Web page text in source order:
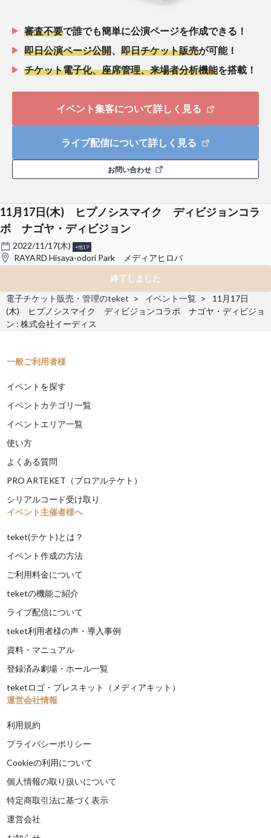
審査不要で誰でも簡単に公演ページを作成できる！
即日公演ページ公開
即日チケット販売が可能！
チケット電子化、座席管理、来場者分析機能を搭載！
イベント集客について詳しく見る
ライブ配信について詳しく見る
お問い合わせ
11月17日(木) ヒプノシスマイク ディビジョンコラ
ボ ナゴヤ・ディビジョン
2022/11/17(木) +他19
RAYARD Hisaya-odori Park メディアヒロバ
終了しました
電子チケット販売・管理のteket
イベント一覧
11月17日
(木) ヒプノシスマイク ディビジョンコラボ ナゴヤ・ディビジョ
ン : 株式会社イーディス
一般ご利用者様
イベントを探す
イベントカテゴリ一覧
イベントエリア一覧
使い方
よくある質問
PRO ARTEKET（プロアルテケト）
シリアルコード受け取り
イベント主催者様へ
teket(テケト)とは？
イベント作成の方法
ご利用料金について
teketの機能ご紹介
ライブ配信について
teket利用者様の声・導入事例
資料・マニュアル
登録済み劇場・ホール一覧
teketロゴ・プレスキット（メディアキット）
運営会社情報
利用規約
プライバシーポリシー
Cookieの利用について
個人情報の取り扱いについて
特定商取引法に基づく表示
運営会社